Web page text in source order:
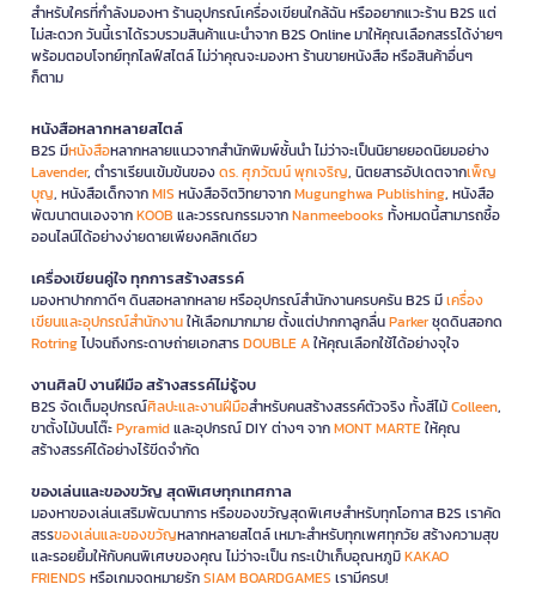
สำหรับใครที่กำลังมองหา ร้านอุปกรณ์เครื่องเขียนใกล้ฉัน หรืออยากแวะร้าน B2S แต่
ไม่สะดวก วันนี้เราได้รวบรวมสินค้าแนะนำจาก B2S Online มาให้คุณเลือกสรรได้ง่ายๆ
พร้อมตอบโจทย์ทุกไลฟ์สไตล์ ไม่ว่าคุณจะมองหา ร้านขายหนังสือ หรือสินค้าอื่นๆ
ก็ตาม
หนังสือหลากหลายสไตล์
B2S มีหนังสือหลากหลายแนวจากสำนักพิมพ์ชั้นนำ ไม่ว่าจะเป็นนิยายยอดนิยมอย่าง
Lavender, ตำราเรียนเข้มข้นของดร. ศุภวัฒน์ พุกเจริญ, นิตยสารอัปเดตจากเพ็ญ
บุญ, หนังสือเด็กจากMIS หนังสือจิตวิทยาจากMugunghwa Publishing, หนังสือ
พัฒนาตนเองจากKOOB และวรรณกรรมจากNanmeebooks ทั้งหมดนี้สามารถซื้อ
ออนไลน์ได้อย่างง่ายดายเพียงคลิกเดียว
เครื่องเขียนคู่ใจ ทุกการสร้างสรรค์
มองหาปากกาดีๆ ดินสอหลากหลาย หรืออุปกรณ์สำนักงานครบครัน B2S มีเครื่อง
เขียนและอุปกรณ์สำนักงานให้เลือกมากมาย ตั้งแต่ปากกาลูกลื่นParkerชุดดินสอกด
Rotringไปจนถึงกระดาษถ่ายเอกสารDOUBLE Aให้คุณเลือกใช้ได้อย่างจุใจ
งานศิลป์ งานฝีมือ สร้างสรรค์ไม่รู้จบ
B2S จัดเต็มอุปกรณ์ศิลปะและงานฝีมือสำหรับคนสร้างสรรค์ตัวจริง ทั้งสีไม้Colleen,
ขาตั้งไม้บนโต๊ะPyramidและอุปกรณ์ DIY ต่างๆ จากMONT MARTEให้คุณ
สร้างสรรค์ได้อย่างไร้ขีดจำกัด
ของเล่นและของขวัญ สุดพิเศษทุกเทศกาล
มองหาของเล่นเสริมพัฒนาการ หรือของขวัญสุดพิเศษสำหรับทุกโอกาส B2S เราคัด
สรรของเล่นและของขวัญหลากหลายสไตล์ เหมาะสำหรับทุกเพศทุกวัย สร้างความสุข
และรอยยิ้มให้กับคนพิเศษของคุณ ไม่ว่าจะเป็น กระเป๋าเก็บอุณหภูมิKAKAO
FRIENDS หรือเกมจดหมายรักSIAM BOARDGAMES เรามีครบ!